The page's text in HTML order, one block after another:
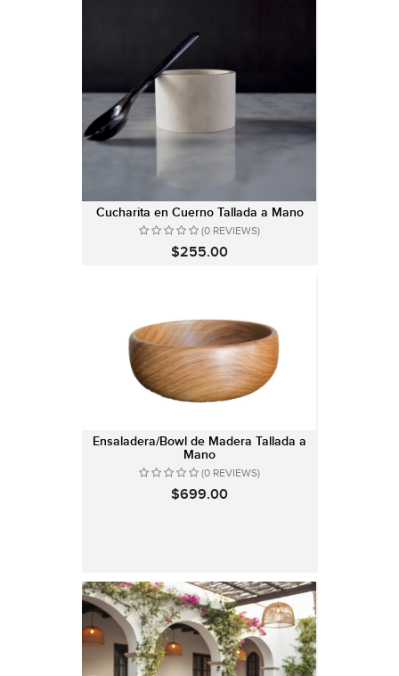
Cucharita en Cuerno Tallada a Mano
(0 REVIEWS)
$255.00
Ensaladera/Bowl de Madera Tallada a
Mano
(0 REVIEWS)
$699.00